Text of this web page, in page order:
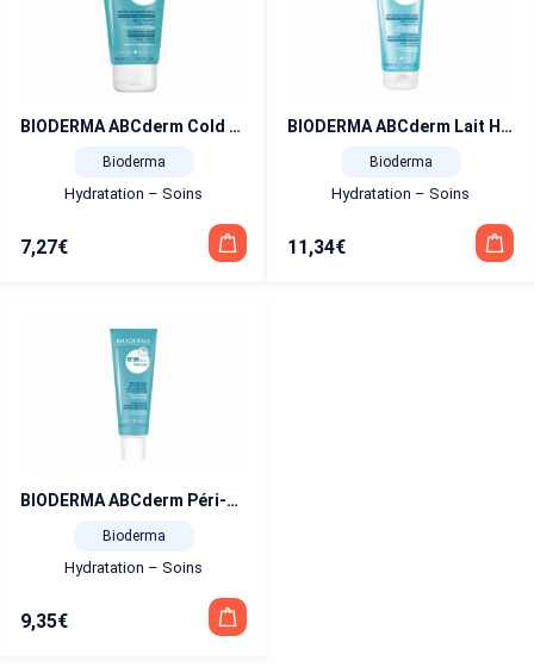
BIODERMA ABCderm Cold Cream crème visage et corps 40ml
Bioderma
Hydratation – Soins
7,27€
BIODERMA ABCderm Lait Hydratant 200ml
Bioderma
Hydratation – Soins
11,34€
BIODERMA ABCderm Péri-oral 40ml
Bioderma
Hydratation – Soins
9,35€